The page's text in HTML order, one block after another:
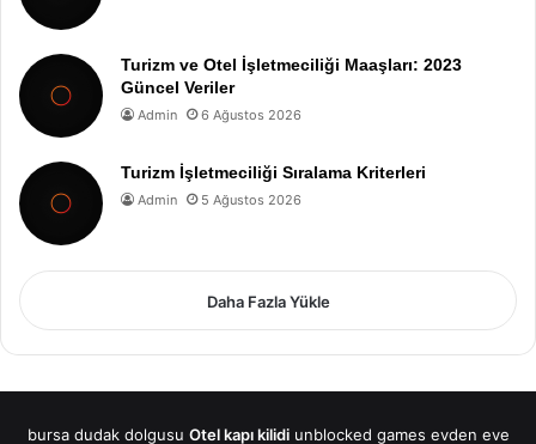
Turizm ve Otel İşletmeciliği Maaşları: 2023
Güncel Veriler
Admin 6 Ağustos 2026
Turizm İşletmeciliği Sıralama Kriterleri
Admin 5 Ağustos 2026
Daha Fazla Yükle
bursa dudak dolgusu Otel kapı kilidi unblocked games evden eve